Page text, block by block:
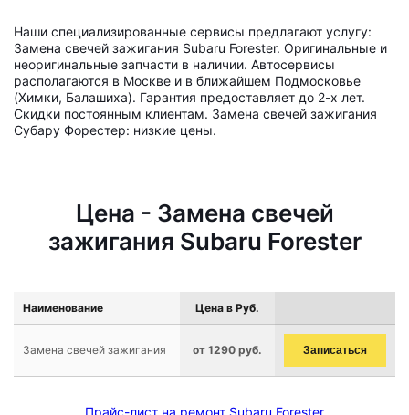
Наши специализированные сервисы предлагают услугу:
Замена свечей зажигания Subaru Forester. Оригинальные и
неоригинальные запчасти в наличии. Автосервисы
располагаются в Москве и в ближайшем Подмосковье
(Химки, Балашиха). Гарантия предоставляет до 2-х лет.
Скидки постоянным клиентам. Замена свечей зажигания
Субару Форестер: низкие цены.
Цена - Замена свечей
зажигания Subaru Forester
Наименование Цена в Руб.
Замена свечей зажигания от 1290 руб. Записаться
Прайс-лист на ремонт Subaru Forester